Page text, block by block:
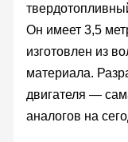
Он имеет 3,5
изготовлен из
материала.
двигателя —
аналогов на